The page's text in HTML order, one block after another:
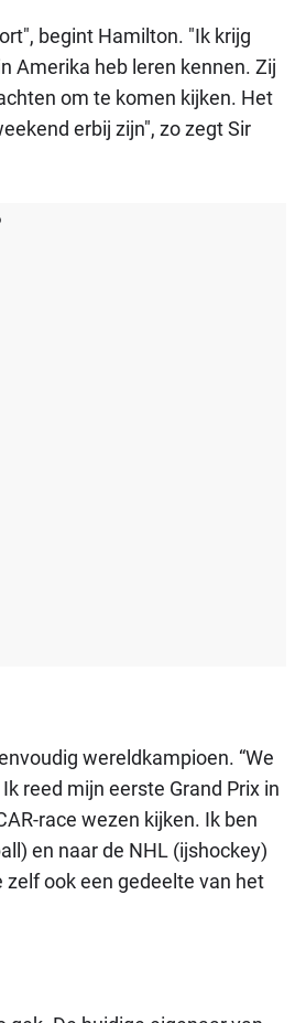
begint Hamilton. "Ik krijg
Amerika heb leren kennen. Zij
om te komen kijken. Het
erbij zijn", zo zegt Sir
wereldkampioen. “We
reed mijn eerste Grand Prix in
race wezen kijken. Ik ben
en naar de NHL (ijshockey)
ook een gedeelte van het